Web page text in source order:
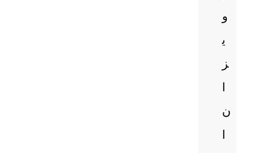
و
ی
ز
ا
ن
ا